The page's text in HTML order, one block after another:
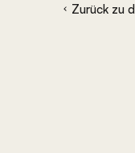
Zurück zu